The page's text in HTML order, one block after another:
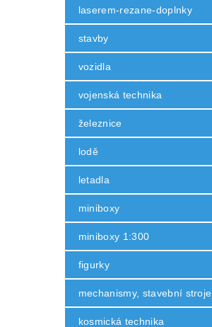
laserem-rezane-doplnky
stavby
vozidla
vojenská technika
železnice
lodě
letadla
miniboxy
miniboxy 1:300
figurky
mechanismy, stavební stroje
kosmická technika